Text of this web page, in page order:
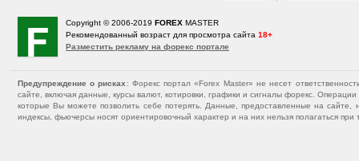
Copyright © 2006-2019 FOREX MASTER
Рекомендованный возраст для просмотра сайта 18+
Разместить рекламу на форекс портале
Предупреждение о рисках : Форекс портал «Forex Master» не несет
сайте, включая данные, курсы валют, котировки, графики и сигналы форекс.
которые Вы можете позволить себе потерять. Данные, предоставленные на
индексы, фьючерсы носят ориентировочный характер и на них нельзя полагаться при